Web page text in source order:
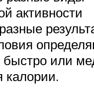
активности
быстро или
калории.